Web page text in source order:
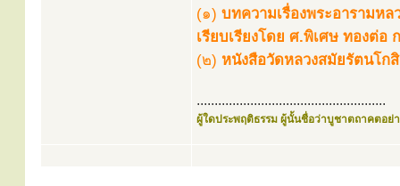
(๑) บทความเรื่องพระอารามหล
เรียบเรียงโดย ศ.พิเศษ ทองต่อ
(๒) หนังสือวัดหลวงสมัยรัตนโก
.....................................................
ผู้ใดประพฤติธรรม ผู้นั้นชื่อว่าบูชาตถาคตอย่า